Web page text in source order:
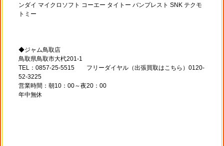
ンダイ マイクロソフト コーエー タイトー バンプレスト SNK テクモ
トミー
◆ジャム鳥取店
鳥取県鳥取市大杙201-1
TEL：0857-25-5515 フリーダイヤル（出張買取はこちら）0120-
52-3225
営業時間：朝10：00～夜20：00
年中無休